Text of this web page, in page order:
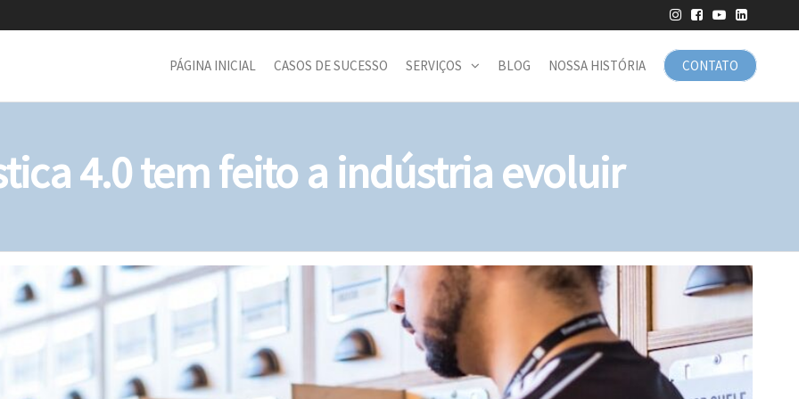
CONTATO
PÁGINA INICIAL CASOS DE SUCESSO SERVIÇOS BLOG NOSSA HISTÓRIA
4.0 tem feito a indústria evoluir